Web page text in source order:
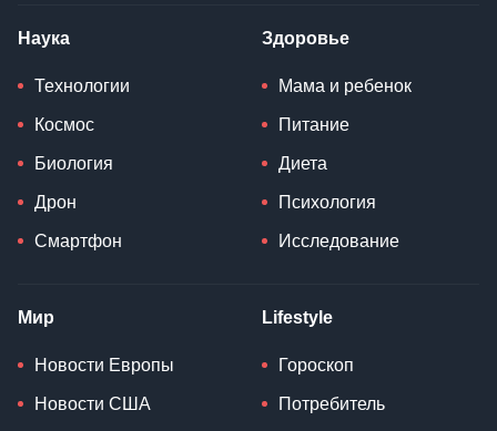
Наука
Технологии
Космос
Биология
Дрон
Смартфон
Здоровье
Мама и ребенок
Питание
Диета
Психология
Исследование
Мир
Новости Европы
Новости США
Lifestyle
Гороскоп
Потребитель